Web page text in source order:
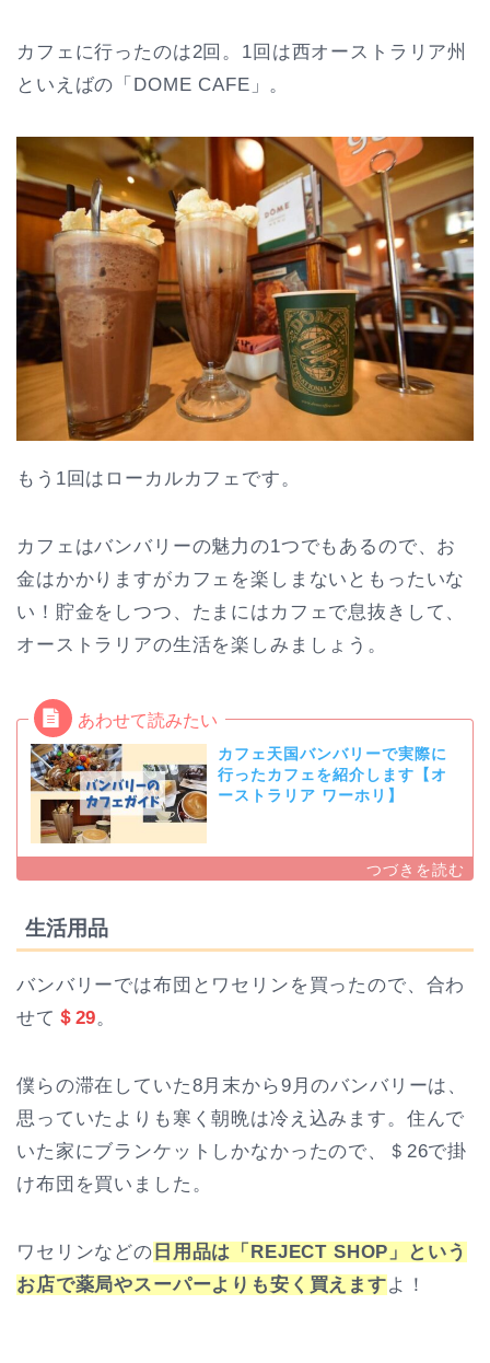
カフェに行ったのは2回。1回は西オーストラリア州
といえばの「DOME CAFE」。
もう1回はローカルカフェです。
カフェはバンバリーの魅力の1つでもあるので、お
金はかかりますがカフェを楽しまないともったいな
い！貯金をしつつ、たまにはカフェで息抜きして、
オーストラリアの生活を楽しみましょう。
カフェ天国バンバリーで実際に
行ったカフェを紹介します【オ
ーストラリア ワーホリ】
生活用品
バンバリーでは布団とワセリンを買ったので、合わ
せて ＄29。
僕らの滞在していた8月末から9月のバンバリーは、
思っていたよりも寒く朝晩は冷え込みます。住んで
いた家にブランケットしかなかったので、＄26で掛
け布団を買いました。
ワセリンなどの 日用品は「REJECT SHOP」という
お店で薬局やスーパーよりも安く買えますよ！